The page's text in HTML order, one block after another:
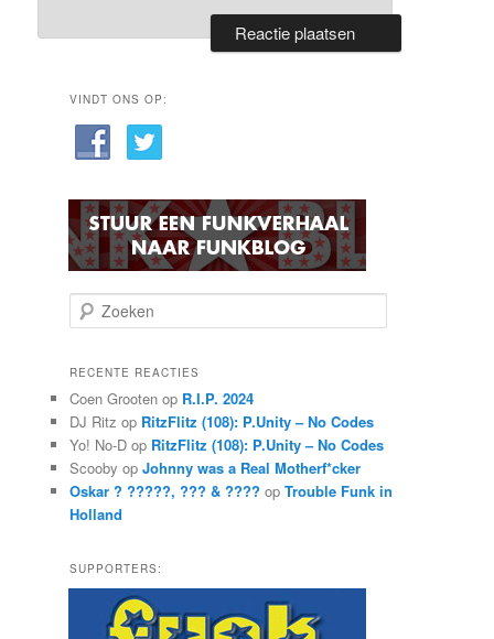
VINDT ONS OP:
o
k
n
RECENTE REACTIES
Coen Grootenop R.I.P. 2024
DJ Ritz op RitzFlitz (108): P.Unity – No Codes
Yo! No-Dop RitzFlitz (108): P.Unity – No Codes
Scooby op Johnny was a Real Motherf*cker
Oskar ? ?????, ??? & ???? op Trouble Funk in
Holland
SUPPORTERS: